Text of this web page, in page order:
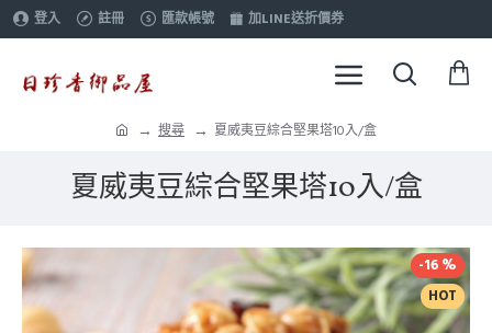
登入 註冊 匯款帳號 加LINE送折價券
搜尋 夏威夷豆綜合堅果塔10入/盒
夏威夷豆綜合堅果塔10入/盒
HOT
-16 %